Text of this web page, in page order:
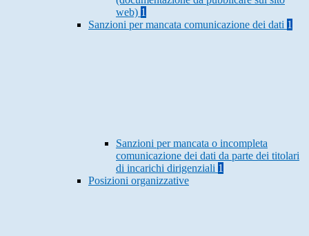
web) 1
Sanzioni per mancata comunicazione dei dati 1
Sanzioni per mancata o incompleta
comunicazione dei dati da parte dei titolari
di incarichi dirigenziali 1
Posizioni organizzative